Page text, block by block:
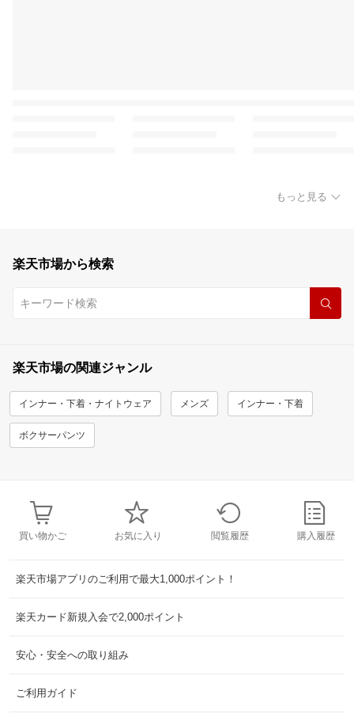
もっと見る
楽天市場から検索
楽天市場の関連ジャンル
インナー・下着・ナイトウェア メンズ インナー・下着
ボクサーパンツ
買い物かご お気に入り 閲覧履歴 購入履歴
楽天市場アプリのご利用で最大1,000ポイント！
楽天カード新規入会で2,000ポイント
安心・安全への取り組み
ご利用ガイド